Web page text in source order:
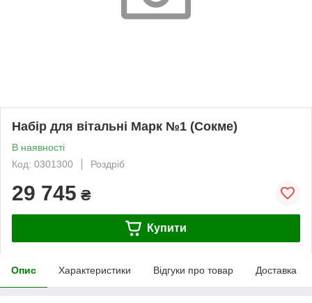
Набір для вітальні Марк №1 (Сокме)
В наявності
Код: 0301300
Роздріб
29 745 ₴
Купити
Опис Характеристики Відгуки про товар Доставка